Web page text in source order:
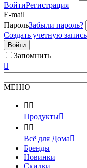
ВойтиРегистрация
E-mail
ПарольЗабыли пароль?
Создать учетную запись
Войти
Запомнить

МЕНЮ
 
Продукты
 
Всё для Дома
Бренды
Новинки
Скидки